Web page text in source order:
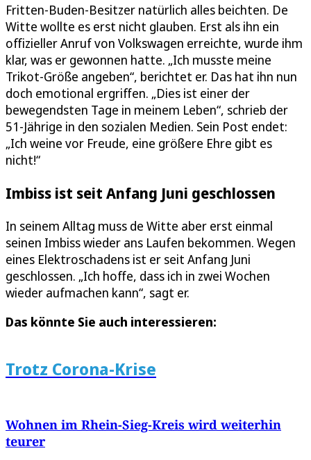
Fritten-Buden-Besitzer natürlich alles beichten. De
Witte wollte es erst nicht glauben. Erst als ihn ein
offizieller Anruf von Volkswagen erreichte, wurde ihm
klar, was er gewonnen hatte. „Ich musste meine
Trikot-Größe angeben“, berichtet er. Das hat ihn nun
doch emotional ergriffen. „Dies ist einer der
bewegendsten Tage in meinem Leben“, schrieb der
51-Jährige in den sozialen Medien. Sein Post endet:
„Ich weine vor Freude, eine größere Ehre gibt es
nicht!“
Imbiss ist seit Anfang Juni geschlossen
In seinem Alltag muss de Witte aber erst einmal
seinen Imbiss wieder ans Laufen bekommen. Wegen
eines Elektroschadens ist er seit Anfang Juni
geschlossen. „Ich hoffe, dass ich in zwei Wochen
wieder aufmachen kann“, sagt er.
Das könnte Sie auch interessieren:
Trotz Corona-Krise
Wohnen im Rhein-Sieg-Kreis wird weiterhin
teurer